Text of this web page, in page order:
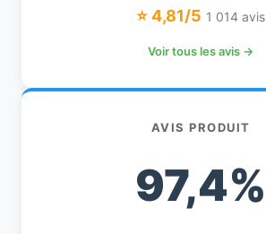
⭐ 4,81/5 1 014 avis
Voir tous les avis →
AVIS PRODUIT
97,4%